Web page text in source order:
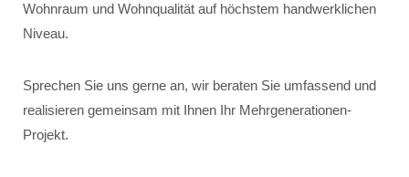
Wohnraum und Wohnqualität auf höchstem handwerklichen
Niveau.
Sprechen Sie uns gerne an, wir beraten Sie umfassend und
realisieren gemeinsam mit Ihnen Ihr Mehrgenerationen-
Projekt.